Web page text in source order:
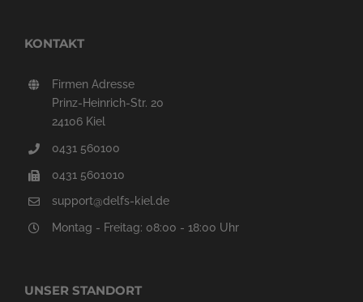
KONTAKT
Firmen Adresse
Prinz-Heinrich-Str. 20
24106 Kiel
0431 560100
0431 5601010
support@delfs-kiel.de
Montag - Freitag: 08:00 - 18:00 Uhr
UNSER STANDORT